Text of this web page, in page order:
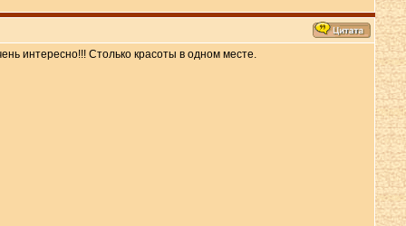
интересно!!! Столько красоты в одном месте.